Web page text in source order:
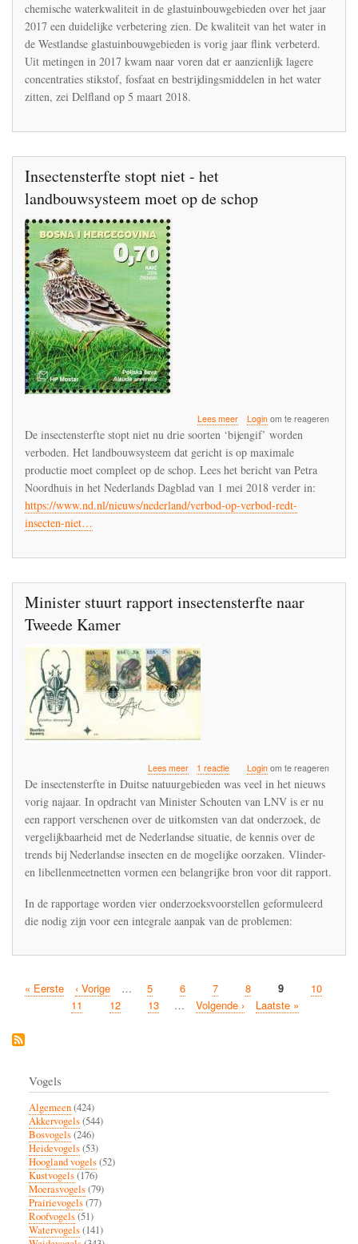
juicht
veel
te
vroeg
-
imidacloprid
chemische waterkwaliteit in de glastuinbouwgebieden over het jaar
2017 een duidelijke verbetering zien. De kwaliteit van het water in
de Westlandse glastuinbouwgebieden is vorig jaar flink verbeterd.
Uit metingen in 2017 kwam naar voren dat er aanzienlijk lagere
concentraties stikstof, fosfaat en bestrijdingsmiddelen in het water
zitten, zei Delfland op 5 maart 2018.
Insectensterfte stopt niet - het
landbouwsysteem moet op de schop
Lees meerover
Insectensterfte
stopt
niet
het
moet
Loginom te reageren
De insectensterfte stopt niet nu drie soorten ‘bijengif’ worden
verboden. Het landbouwsysteem dat gericht is op maximale
productie moet compleet op de schop. Lees het bericht van Petra
Noordhuis in het Nederlands Dagblad van 1 mei 2018 verder in:
https://www.nd.nl/nieuws/nederland/verbod-op-verbod-redt-
insecten-niet…
Minister stuurt rapport insectensterfte naar
Tweede Kamer
Lees meerover
Minister
rapport
insectensterfte
naar
Kamer
1 reactie Loginom te reageren
De insectensterfte in Duitse natuurgebieden was veel in het nieuws
vorig najaar. In opdracht van Minister Schouten van LNV is er nu
een rapport verschenen over de uitkomsten van dat onderzoek, de
vergelijkbaarheid met de Nederlandse situatie, de kennis over de
trends bij Nederlandse insecten en de mogelijke oorzaken. Vlinder-
en libellenmeetnetten vormen een belangrijke bron voor dit rapport.
In de rapportage worden vier onderzoeksvoorstellen geformuleerd
die nodig zijn voor een integrale aanpak van de problemen:
Paginatie
Eerste
« Eerste
Vorige
pagina
‹ Vorige … Pagina
5 Pagina
6 Pagina
7 Pagina
8
Huidige
pagina
9 Pagina
10
Pagina
11 Pagina
12 Pagina
13 …
Volgende
Volgende ›
Laatste
Laatste »
Vogels
Algemeen(424)
Akkervogels(544)
Bosvogels(246)
Heidevogels(53)
Hoogland vogels(52)
Kustvogels(176)
Moerasvogels(79)
Prairievogels(77)
Roofvogels(51)
Watervogels(141)